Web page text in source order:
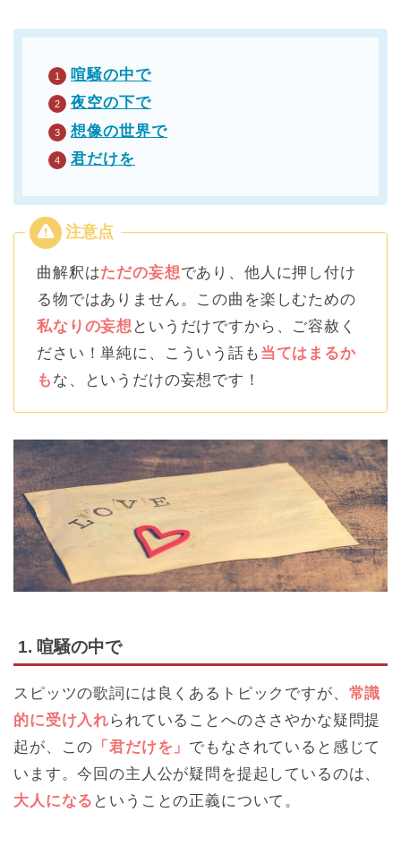
喧騒の中で
夜空の下で
想像の世界で
君だけを
曲解釈はただの妄想であり、他人に押し付け
る物ではありません。この曲を楽しむための
私なりの妄想 というだけですから、ご容赦く
ださい！単純に、こういう話も 当てはまるか
も な、というだけの妄想です！
1. 喧騒の中で
スピッツの歌詞には良くあるトピックですが、 常識
的に受け入れ られていることへのささやかな疑問提
起が、この 「君だけを」 でもなされていると感じて
います。今回の主人公が疑問を提起しているのは、
大人になる ということの正義について。